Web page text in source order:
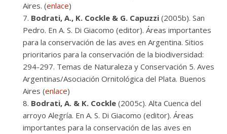
Aires. (enlace)
Bodrati, A., K. Cockle & G. Capuzzi (2005b). San
Pedro. En A. S. Di Giacomo (editor). Áreas importantes
para la conservación de las aves en Argentina. Sitios
prioritarios para la conservación de la biodiversidad:
294-297. Temas de Naturaleza y Conservación 5. Aves
Argentinas/Asociación Ornitológica del Plata. Buenos
Aires (enlace)
Bodrati, A. & K. Cockle (2005c). Alta Cuenca del
arroyo Alegría. En A. S. Di Giacomo (editor). Áreas
importantes para la conservación de las aves en